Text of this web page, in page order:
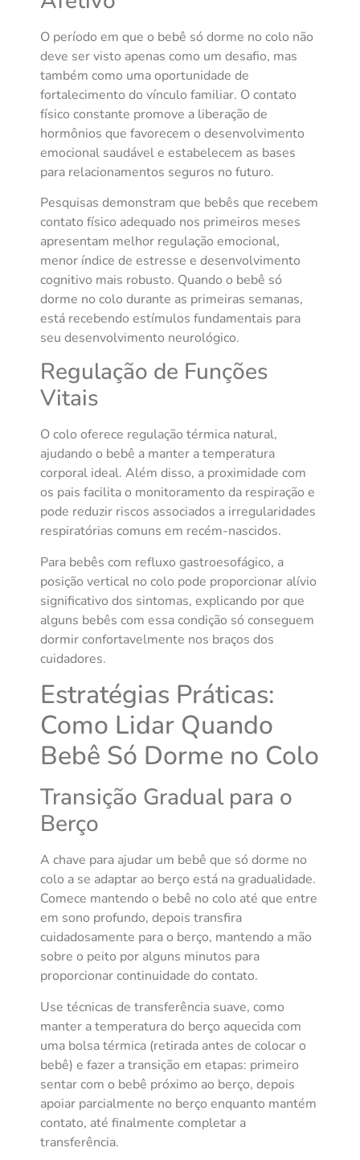
O período em que o bebê só dorme no colo não
deve ser visto apenas como um desafio, mas
também como uma oportunidade de
fortalecimento do vínculo familiar. O contato
físico constante promove a liberação de
hormônios que favorecem o desenvolvimento
emocional saudável e estabelecem as bases
para relacionamentos seguros no futuro.
Pesquisas demonstram que bebês que recebem
contato físico adequado nos primeiros meses
apresentam melhor regulação emocional,
menor índice de estresse e desenvolvimento
cognitivo mais robusto. Quando o bebê só
dorme no colo durante as primeiras semanas,
está recebendo estímulos fundamentais para
seu desenvolvimento neurológico.
Regulação de Funções
Vitais
O colo oferece regulação térmica natural,
ajudando o bebê a manter a temperatura
corporal ideal. Além disso, a proximidade com
os pais facilita o monitoramento da respiração e
pode reduzir riscos associados a irregularidades
respiratórias comuns em recém-nascidos.
Para bebês com refluxo gastroesofágico, a
posição vertical no colo pode proporcionar alívio
significativo dos sintomas, explicando por que
alguns bebês com essa condição só conseguem
dormir confortavelmente nos braços dos
cuidadores.
Estratégias Práticas:
Como Lidar Quando
Bebê Só Dorme no Colo
Transição Gradual para o
Berço
A chave para ajudar um bebê que só dorme no
colo a se adaptar ao berço está na gradualidade.
Comece mantendo o bebê no colo até que entre
em sono profundo, depois transfira
cuidadosamente para o berço, mantendo a mão
sobre o peito por alguns minutos para
proporcionar continuidade do contato.
Use técnicas de transferência suave, como
manter a temperatura do berço aquecida com
uma bolsa térmica (retirada antes de colocar o
bebê) e fazer a transição em etapas: primeiro
sentar com o bebê próximo ao berço, depois
apoiar parcialmente no berço enquanto mantém
contato, até finalmente completar a
transferência.